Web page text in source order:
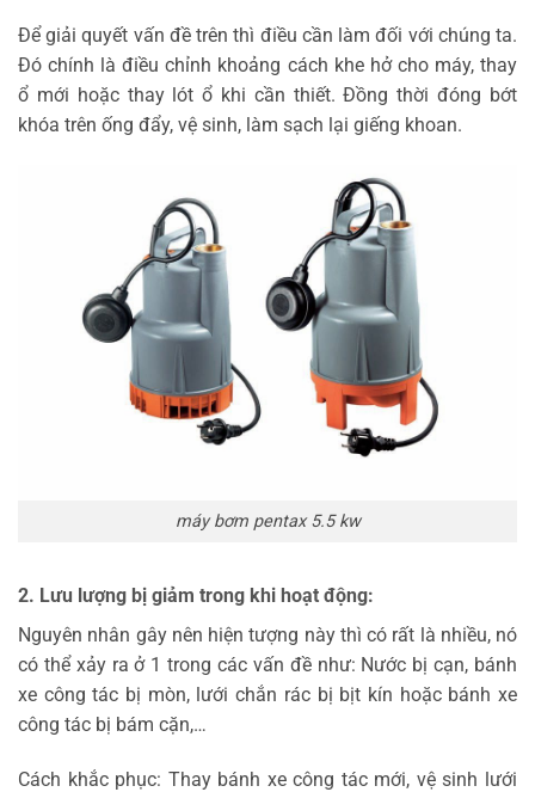
Để giải quyết vấn đề trên thì điều cần làm đối với chúng ta.
Đó chính là điều chỉnh khoảng cách khe hở cho máy, thay
ổ mới hoặc thay lót ổ khi cần thiết. Đồng thời đóng bớt
khóa trên ống đẩy, vệ sinh, làm sạch lại giếng khoan.
máy bơm pentax 5.5 kw
2. Lưu lượng bị giảm trong khi hoạt động:
Nguyên nhân gây nên hiện tượng này thì có rất là nhiều, nó
có thể xảy ra ở 1 trong các vấn đề như: Nước bị cạn, bánh
xe công tác bị mòn, lưới chắn rác bị bịt kín hoặc bánh xe
công tác bị bám cặn,…
Cách khắc phục: Thay bánh xe công tác mới, vệ sinh lưới